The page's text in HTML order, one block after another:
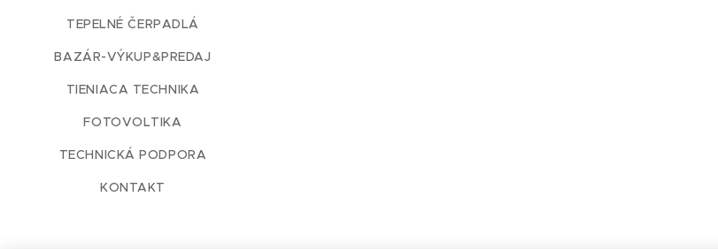
TEPELNÉ ČERPADLÁ
BAZÁR-VÝKUP&PREDAJ
TIENIACA TECHNIKA
FOTOVOLTIKA
TECHNICKÁ PODPORA
KONTAKT